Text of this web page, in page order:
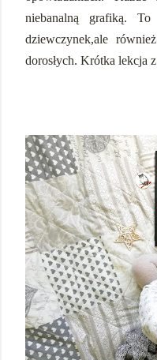
niebanalną grafiką.
dziewczynek,ale
dorosłych. Krótka lekcja